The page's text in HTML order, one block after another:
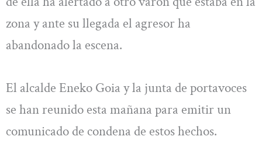
zona y ante su llegada el agresor ha
abandonado la escena.
El alcalde Eneko Goia y la junta de portavoces
se han reunido esta mañana para emitir un
comunicado de condena de estos hechos.